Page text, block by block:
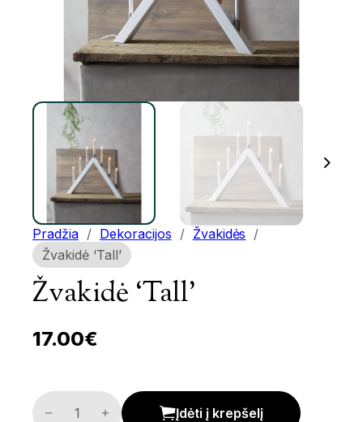
Pradžia / Dekoracijos / Žvakidės /
Žvakidė ‘Tall’
Žvakidė ‘Tall’
17.00€
Žvakidė 'Tall' kiekis
Įdėti į krepšelį